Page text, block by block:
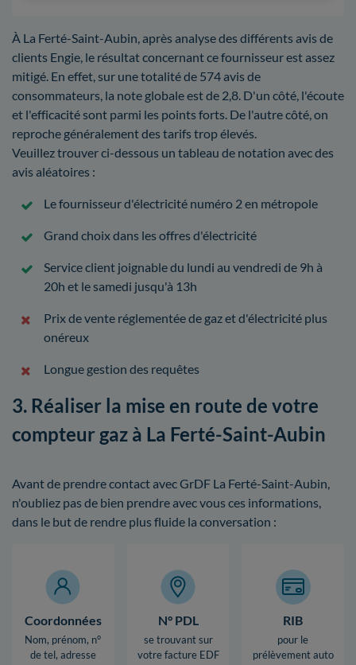
À La Ferté-Saint-Aubin, après analyse des différents avis de
clients Engie, le résultat concernant ce fournisseur est assez
mitigé. En effet, sur une totalité de 574 avis de
consommateurs, la note globale est de 2,8. D'un côté, l'écoute
et l'efficacité sont parmi les points forts. De l'autre côté, on
reproche généralement des tarifs trop élevés.
Veuillez trouver ci-dessous un tableau de notation avec des
avis aléatoires :
Le fournisseur d'électricité numéro 2 en métropole
Grand choix dans les offres d'électricité
Service client joignable du lundi au vendredi de 9h à
20h et le samedi jusqu'à 13h
Prix de vente réglementée de gaz et d'électricité plus
onéreux
Longue gestion des requêtes
3. Réaliser la mise en route de votre
compteur gaz à La Ferté-Saint-Aubin
Avant de prendre contact avec GrDF La Ferté-Saint-Aubin,
n'oubliez pas de bien prendre avec vous ces informations,
dans le but de rendre plus fluide la conversation :
Coordonnées
Nom, prénom, n°
de tel, adresse
N° PDL
se trouvant sur
votre facture EDF
RIB
pour le
prélèvement auto